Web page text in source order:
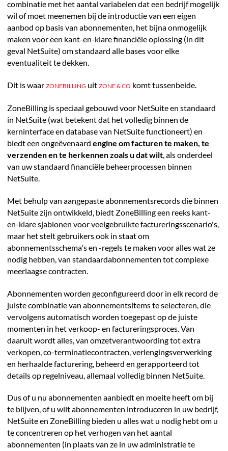
combinatie met het aantal variabelen dat een bedrijf mogelijk
wil of moet meenemen bij de introductie van een eigen
aanbod op basis van abonnementen, het bijna onmogelijk
maken voor een kant-en-klare financiële oplossing (in dit
geval NetSuite) om standaard alle bases voor elke
eventualiteit te dekken.
Dit is waar ZONEBILLING uit ZONE & CO komt tussenbeide.
ZoneBilling is speciaal gebouwd voor NetSuite en standaard
in NetSuite (wat betekent dat het volledig binnen de
kerninterface en database van NetSuite functioneert) en
biedt een ongeëvenaard engine om facturen te maken, te
verzenden en te herkennen zoals u dat wilt, als onderdeel
van uw standaard financiële beheerprocessen binnen
NetSuite.
Met behulp van aangepaste abonnementsrecords die binnen
NetSuite zijn ontwikkeld, biedt ZoneBilling een reeks kant-
en-klare sjablonen voor veelgebruikte factureringsscenario's,
maar het stelt gebruikers ook in staat om
abonnementsschema's en -regels te maken voor alles wat ze
nodig hebben, van standaardabonnementen tot complexe
meerlaagse contracten.
Abonnementen worden geconfigureerd door in elk record de
juiste combinatie van abonnementsitems te selecteren, die
vervolgens automatisch worden toegepast op de juiste
momenten in het verkoop- en factureringsproces. Van
daaruit wordt alles, van omzetverantwoording tot extra
verkopen, co-terminatiecontracten, verlengingsverwerking
en herhaalde facturering, beheerd en gerapporteerd tot
details op regelniveau, allemaal volledig binnen NetSuite.
Dus of u nu abonnementen aanbiedt en moeite heeft om bij
te blijven, of u wilt abonnementen introduceren in uw bedrijf,
NetSuite en ZoneBilling bieden u alles wat u nodig hebt om u
te concentreren op het verhogen van het aantal
abonnementen (in plaats van ze in uw administratie te